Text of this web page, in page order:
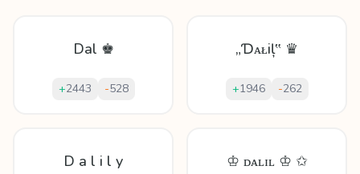
Dal ♚
+2443 -528
„Ɗᴀᴌіļ‟ ♛
+1946 -262
D a l i l y ♔ ᴅᴀʟɪʟ ♔ ✩